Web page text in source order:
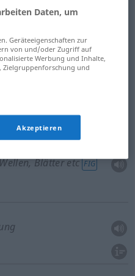
Blätter etc FIG
Blätter etc FIG
Daten, um
Geräteeigenschaften zur
von und/oder Zugriff auf
Werbung und Inhalte,
Zielgruppenforschung und
Akzeptieren